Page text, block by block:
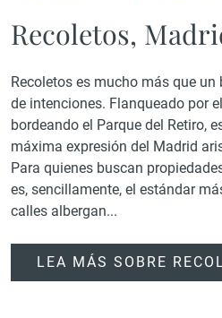
Recoletos,
Recoletos es mucho más que
de intenciones. Flanqueado por
bordeando el Parque del Retiro,
máxima expresión del Madrid
Para quienes buscan
es, sencillamente, el estándar
calles albergan...
LEA MÁS SOBRE